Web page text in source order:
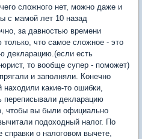
сложного нет, можно даже и
с мамой лет 10 назад
за давностью времени
что самое сложное - это
декларацию.(если есть
то вообще супер - поможет)
и заполняли. Конечно
находили какие-то ошибки,
переписывали декларацию
чтобы вы были официально
подоходный налог. По
справки о налоговом вычете,